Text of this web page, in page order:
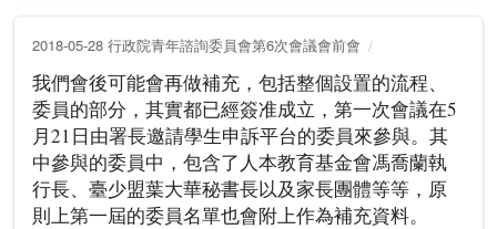
2018-05-28 行政院青年諮詢委員會第6次會議會前會
我們會後可能會再做補充，包括整個設置的流程、
委員的部分，其實都已經簽准成立，第一次會議在5
月21日由署長邀請學生申訴平台的委員來參與。其
中參與的委員中，包含了人本教育基金會馮喬蘭執
行長、臺少盟葉大華秘書長以及家長團體等等，原
則上第一屆的委員名單也會附上作為補充資料。